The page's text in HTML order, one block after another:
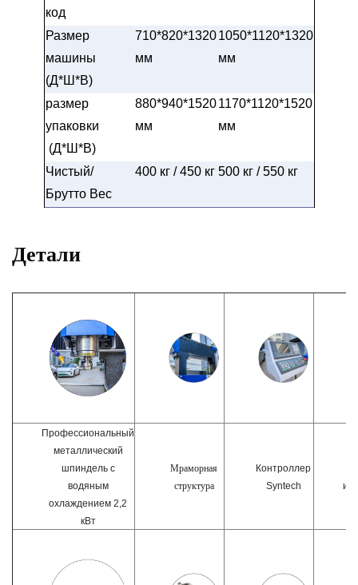
код
Размер
машины
(Д*Ш*В)
710*820*1320
мм
1050*1120*1320
мм
размер
упаковки
(Д*Ш*В)
880*940*1520
мм
1170*1120*1520
мм
Чистый/
Брутто Вес
400 кг / 450 кг 500 кг / 550 кг
Детали
Профессиональный
металлический
шпиндель с
водяным
охлаждением 2,2
кВт
Мраморная
структура
Контроллер
Syntech